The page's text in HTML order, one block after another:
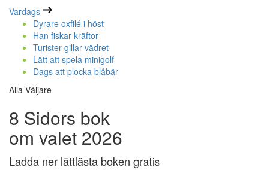
Vardags
Dyrare oxfilé i höst
Han fiskar kräftor
Turister gillar vädret
Lätt att spela minigolf
Dags att plocka blåbär
Alla Väljare
8 Sidors bok
om valet 2026
Ladda ner lättlästa boken gratis